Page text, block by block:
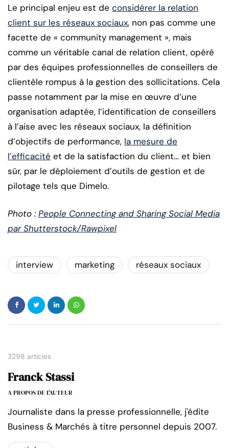
Le principal enjeu est de considérer la relation
client sur les réseaux sociaux, non pas comme une
facette de « community management », mais
comme un véritable canal de relation client, opéré
par des équipes professionnelles de conseillers de
clientèle rompus à la gestion des sollicitations. Cela
passe notamment par la mise en œuvre d’une
organisation adaptée, l’identification de conseillers
à l’aise avec les réseaux sociaux, la définition
d’objectifs de performance, la mesure de
l’efficacité et de la satisfaction du client… et bien
sûr, par le déploiement d’outils de gestion et de
pilotage tels que Dimelo.
Photo :People Connecting and Sharing Social Media
par Shutterstock/Rawpixel
interview marketing réseaux sociaux
3298 articles
Franck Stassi
A PROPOS DE L'AUTEUR
Journaliste dans la presse professionnelle, j'édite
Business & Marchés à titre personnel depuis 2007.